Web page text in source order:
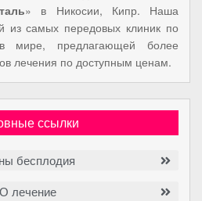
» в Никосии, Кипр. Наша
из самых передовых клиник по
мире, предлагающей более
лечения по доступным ценам.
ссылки
бесплодия
лечение